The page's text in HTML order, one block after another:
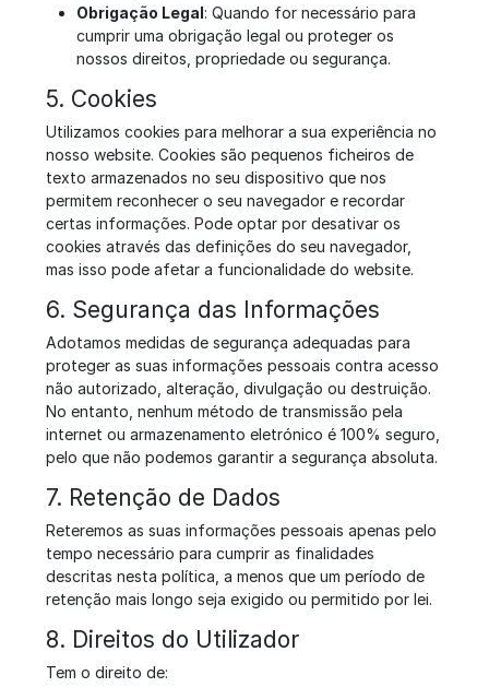
Obrigação Legal: Quando for necessário para
cumprir uma obrigação legal ou proteger os
nossos direitos, propriedade ou segurança.
5. Cookies
Utilizamos cookies para melhorar a sua experiência no
nosso website. Cookies são pequenos ficheiros de
texto armazenados no seu dispositivo que nos
permitem reconhecer o seu navegador e recordar
certas informações. Pode optar por desativar os
cookies através das definições do seu navegador,
mas isso pode afetar a funcionalidade do website.
6. Segurança das Informações
Adotamos medidas de segurança adequadas para
proteger as suas informações pessoais contra acesso
não autorizado, alteração, divulgação ou destruição.
No entanto, nenhum método de transmissão pela
internet ou armazenamento eletrónico é 100% seguro,
pelo que não podemos garantir a segurança absoluta.
7. Retenção de Dados
Reteremos as suas informações pessoais apenas pelo
tempo necessário para cumprir as finalidades
descritas nesta política, a menos que um período de
retenção mais longo seja exigido ou permitido por lei.
8. Direitos do Utilizador
Tem o direito de: